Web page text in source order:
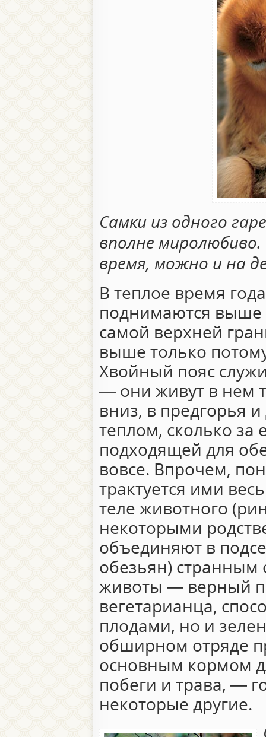
Самки из одного
вполне
время, можно и на
В теплое время
поднимаются выше
самой верхней
выше только
Хвойный пояс
— они живут в нем
вниз, в предгорья
теплом, сколько за
подходящей для
вовсе. Впрочем,
трактуется ими
теле животного
некоторыми
объединяют в
обезьян)
животы — верный
вегетарианца,
плодами, но и
обширном отряде
основным кормом
побеги и трава, —
некоторые другие.